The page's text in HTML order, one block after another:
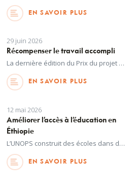
EN SAVOIR PLUS
29 juin 2026
Récompenser le travail accompli
La dernière édition du Prix du projet de l’année de l’UNOPS met à l’honneur les contributions exceptionnelles des projets menés par l’UNOPS pour relever des défis complexes et répondre aux besoins les plus urgents.
EN SAVOIR PLUS
12 mai 2026
Améliorer l’accès à l’éducation en
Éthiopie
L’UNOPS construit des écoles dans des régions de l’Éthiopie où l’accès à l’éducation est limité grâce à un financement du gouvernement de l’Italie.
EN SAVOIR PLUS